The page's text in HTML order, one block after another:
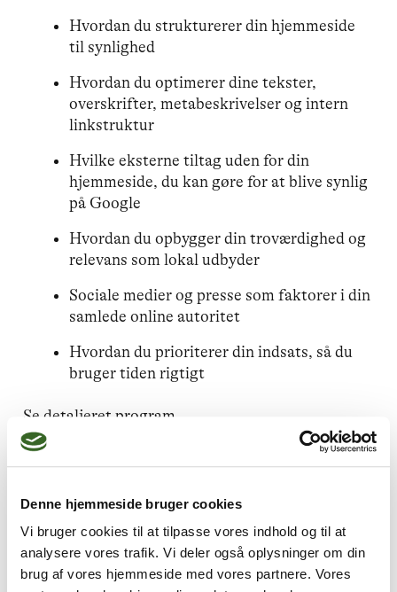
Denne hjemmeside bruger cookies
Vi bruger cookies til at tilpasse vores indhold og til at
analysere vores trafik. Vi deler også oplysninger om din
brug af vores hjemmeside med vores partnere. Vores
Hvordan du strukturerer din hjemmeside
til synlighed
Hvordan du optimerer dine tekster,
overskrifter, metabeskrivelser og intern
linkstruktur
Hvilke eksterne tiltag uden for din
hjemmeside, du kan gøre for at blive synlig
på Google
Hvordan du opbygger din troværdighed og
relevans som lokal udbyder
Sociale medier og presse som faktorer i din
samlede online autoritet
Hvordan du prioriterer din indsats, så du
bruger tiden rigtigt
Se detaljeret program.
Praktisk information
Inden webinaret sender vi et kort spørgeskema
om, hvilket hjemmeside-system, du bruger, og dit
nuværende niveau med SEO. Det giver os